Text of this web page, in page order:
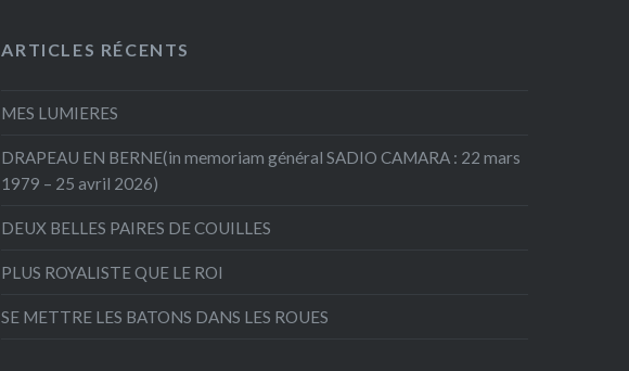
ARTICLES RÉCENTS
MES LUMIERES
DRAPEAU EN BERNE(in memoriam général SADIO CAMARA : 22 mars
1979 – 25 avril 2026)
DEUX BELLES PAIRES DE COUILLES
PLUS ROYALISTE QUE LE ROI
SE METTRE LES BATONS DANS LES ROUES